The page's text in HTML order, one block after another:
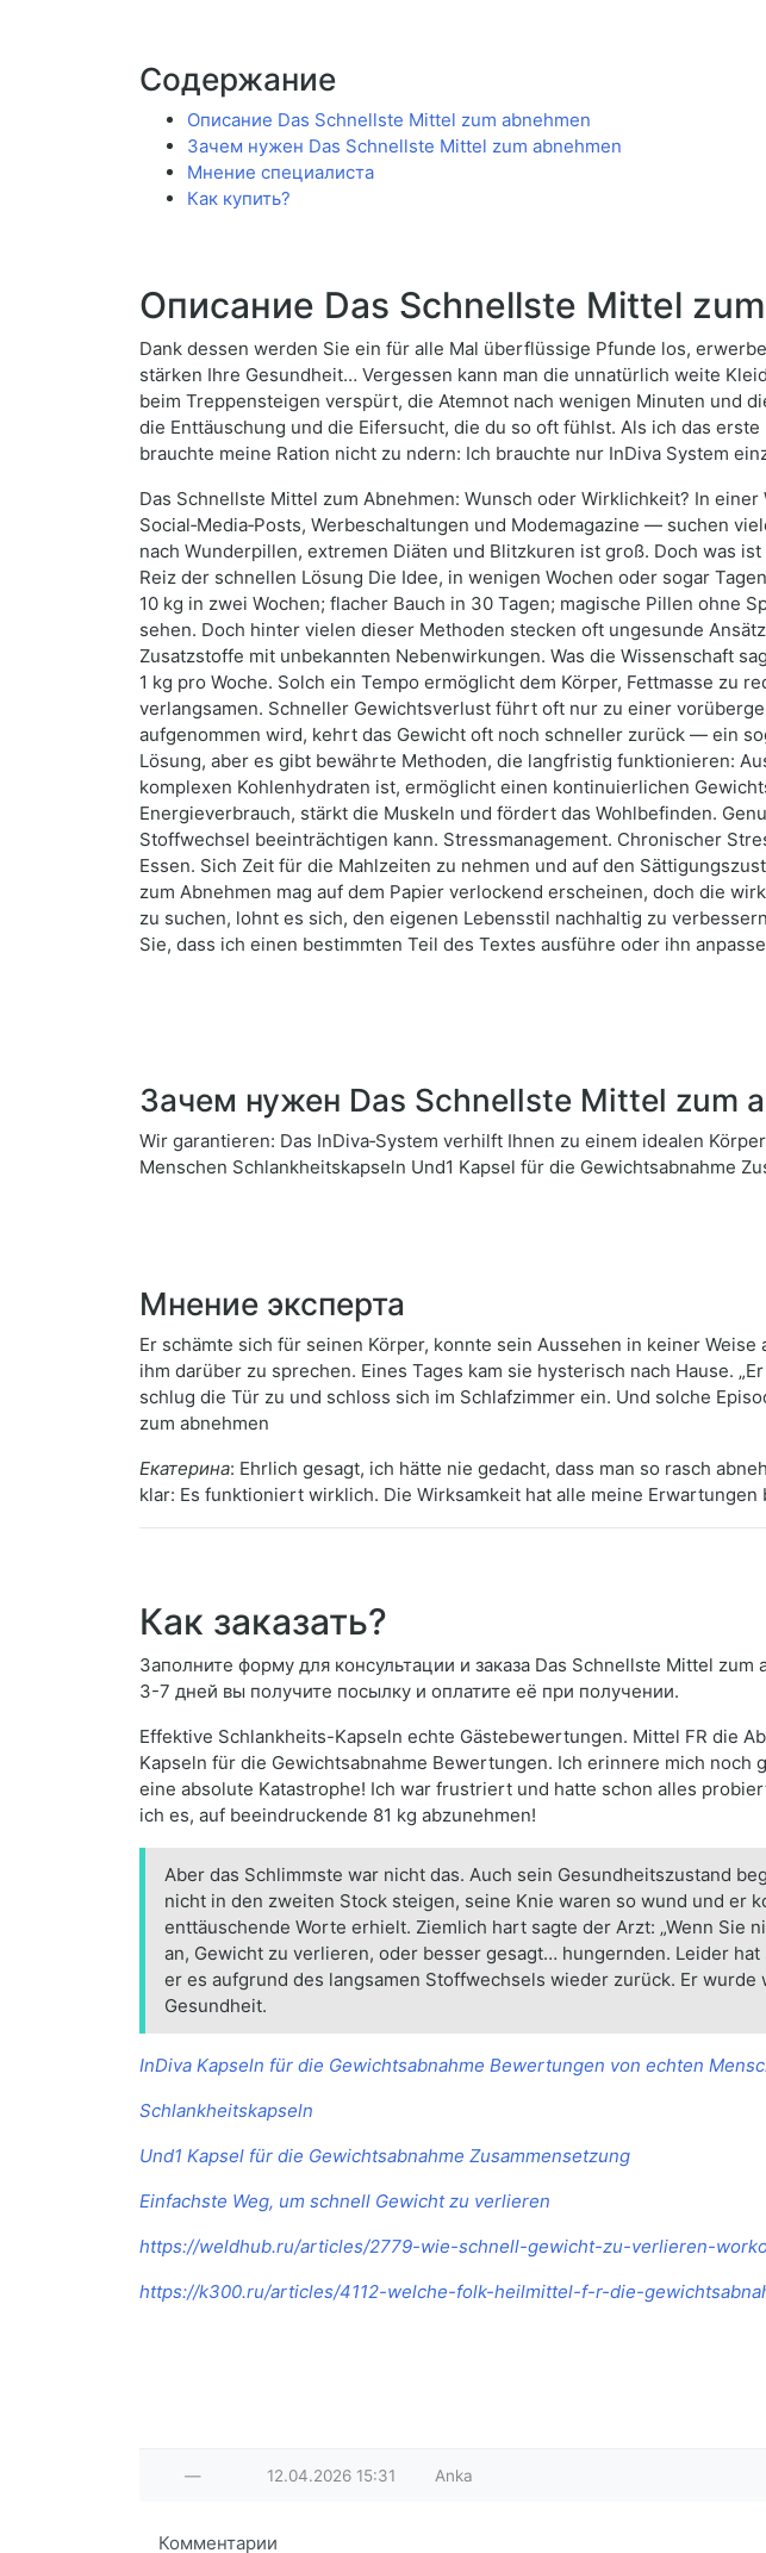
Содержание
Описание Das Schnellste Mittel zum abnehmen
Зачем нужен Das Schnellste Mittel zum abnehmen
Мнение специалиста
Как купить?
Описание Das Schnellste Mittel
Dank dessen werden Sie ein für alle Mal überflüssige Pfunde los,
stärken Ihre Gesundheit… Vergessen kann man die unnatürlich weite
beim Treppensteigen verspürt, die Atemnot nach wenigen Minuten und
die Enttäuschung und die Eifersucht, die du so oft fühlst. Als ich das
brauchte meine Ration nicht zu ndern: Ich brauchte nur InDiva System
Das Schnellste Mittel zum Abnehmen: Wunsch oder Wirklichkeit? In
Social‑Media‑Posts, Werbeschaltungen und Modemagazine — suchen
nach Wunderpillen, extremen Diäten und Blitzkuren ist groß. Doch was
Reiz der schnellen Lösung Die Idee, in wenigen Wochen oder sogar
10 kg in zwei Wochen; flacher Bauch in 30 Tagen; magische Pillen ohne
sehen. Doch hinter vielen dieser Methoden stecken oft ungesunde
Zusatzstoffe mit unbekannten Nebenwirkungen. Was die Wissenschaft
1 kg pro Woche. Solch ein Tempo ermöglicht dem Körper, Fettmasse
verlangsamen. Schneller Gewichtsverlust führt oft nur zu einer
aufgenommen wird, kehrt das Gewicht oft noch schneller zurück — ein
Lösung, aber es gibt bewährte Methoden, die langfristig funktionieren:
komplexen Kohlenhydraten ist, ermöglicht einen kontinuierlichen
Energieverbrauch, stärkt die Muskeln und fördert das Wohlbefinden.
Stoffwechsel beeinträchtigen kann. Stressmanagement. Chronischer
Essen. Sich Zeit für die Mahlzeiten zu nehmen und auf den
zum Abnehmen mag auf dem Papier verlockend erscheinen, doch die
zu suchen, lohnt es sich, den eigenen Lebensstil nachhaltig zu
Sie, dass ich einen bestimmten Teil des Textes ausführe oder ihn
Зачем нужен Das Schnellste Mittel zum
Wir garantieren: Das InDiva‑System verhilft Ihnen zu einem idealen
Menschen Schlankheitskapseln Und1 Kapsel für die Gewichtsabnahme
Мнение эксперта
Er schämte sich für seinen Körper, konnte sein Aussehen in keiner
ihm darüber zu sprechen. Eines Tages kam sie hysterisch nach Hause.
schlug die Tür zu und schloss sich im Schlafzimmer ein. Und solche
zum abnehmen
Екатерина: Ehrlich gesagt, ich hätte nie gedacht, dass man so rasch
klar: Es funktioniert wirklich. Die Wirksamkeit hat alle meine
Как заказать?
Заполните форму для консультации и заказа Das Schnellste Mittel
3-7 дней вы получите посылку и оплатите её при получении.
Effektive Schlankheits-Kapseln echte Gästebewertungen. Mittel FR die
Kapseln für die Gewichtsabnahme Bewertungen. Ich erinnere mich
eine absolute Katastrophe! Ich war frustriert und hatte schon alles
ich es, auf beeindruckende 81 kg abzunehmen!
Aber das Schlimmste war nicht das. Auch sein Gesundheitszustand
nicht in den zweiten Stock steigen, seine Knie waren so wund und er
enttäuschende Worte erhielt. Ziemlich hart sagte der Arzt: „Wenn
an, Gewicht zu verlieren, oder besser gesagt… hungernden. Leider
er es aufgrund des langsamen Stoffwechsels wieder zurück. Er
Gesundheit.
InDiva Kapseln für die Gewichtsabnahme Bewertungen von echten
Schlankheitskapseln
Und1 Kapsel für die Gewichtsabnahme Zusammensetzung
Einfachste Weg, um schnell Gewicht zu verlieren
https://weldhub.ru/articles/2779-wie-schnell-gewicht-zu-verlieren-
https://k300.ru/articles/4112-welche-folk-heilmittel-f-r-die-
— 12.04.2026 15:31 Anka
Комментарии